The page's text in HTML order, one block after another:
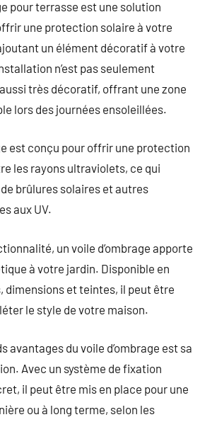
pour terrasse est une solution
une protection solaire à votre
un élément décoratif à votre
n’est pas seulement
très décoratif, offrant une zone
lors des journées ensoleillées.
est conçu pour offrir une protection
les rayons ultraviolets, ce qui
brûlures solaires et autres
aux UV.
un voile d’ombrage apporte
à votre jardin. Disponible en
dimensions et teintes, il peut être
le style de votre maison.
avantages du voile d’ombrage est sa
Avec un système de fixation
il peut être mis en place pour une
ou à long terme, selon les